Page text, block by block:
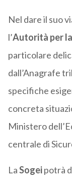
Nel dare il suo
l’Autorità per
particolare
dall’Anagrafe
specifiche
concreta
Ministero
centrale di
LaSogeipotrà